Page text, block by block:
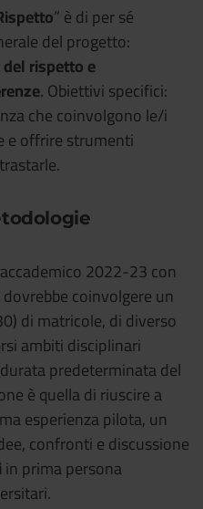
” è di per sé
del progetto:
rispetto e
. Obiettivi specifici:
che coinvolgono le/i
e offrire strumenti
2022-23 con
dovrebbe coinvolgere un
di matricole, di diverso
ambiti disciplinari
predeterminata del
è quella di riuscire a
esperienza pilota, un
confronti e discussione
in prima persona